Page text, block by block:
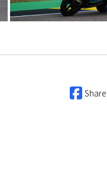
Share